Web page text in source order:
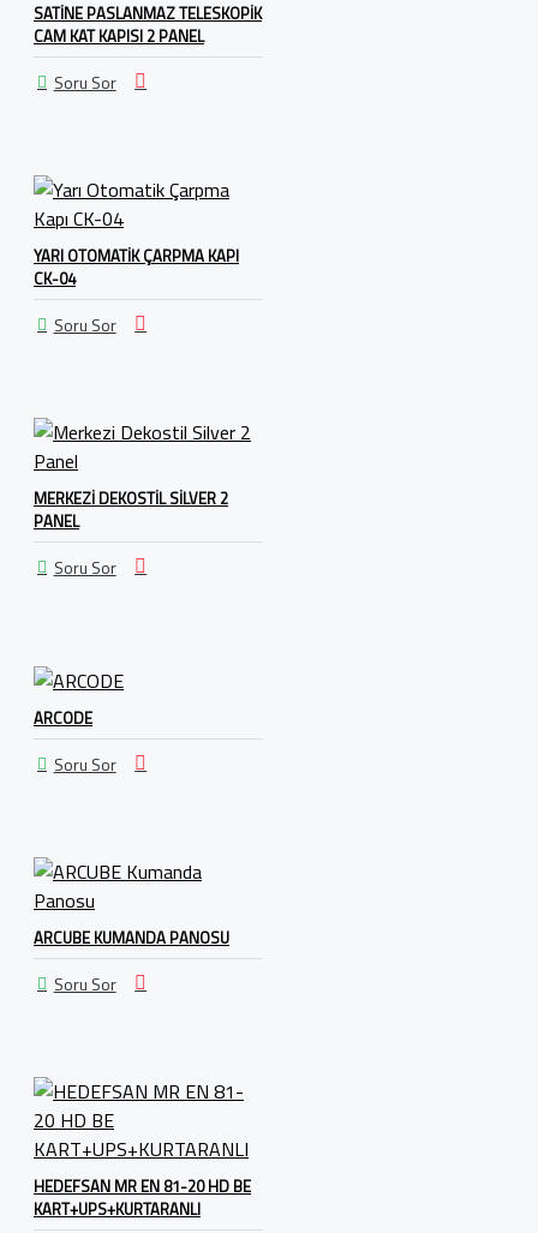
SATINE PASLANMAZ TELESKOPIK
CAM KAT KAPISI 2 PANEL
Soru Sor
YARI OTOMATIK ÇARPMA KAPI
CK-04
Soru Sor
MERKEZI DEKOSTIL SILVER 2
PANEL
Soru Sor
ARCODE
Soru Sor
ARCUBE KUMANDA PANOSU
Soru Sor
HEDEFSAN MR EN 81-20 HD BE
KART+UPS+KURTARANLI